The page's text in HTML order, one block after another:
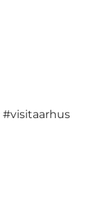
#visitaarhus